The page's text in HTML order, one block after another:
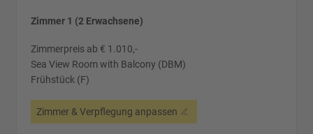
Zimmer 1 (2 Erwachsene)
Zimmerpreis ab € 1.010,-
Sea View Room with Balcony (DBM)
Frühstück (F)
Zimmer & Verpflegung anpassen